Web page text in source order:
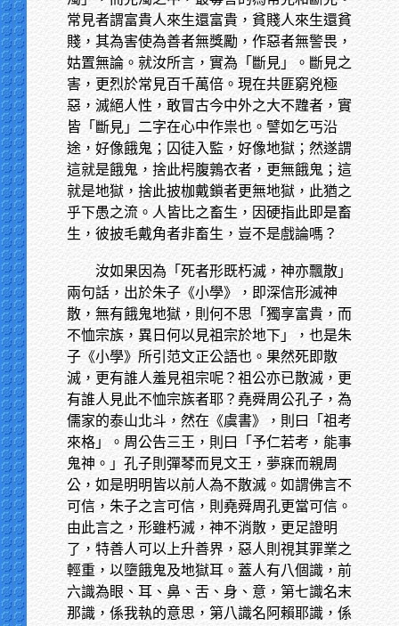
常見者謂富貴人來生還富貴，貧賤人來生還貧
賤，其為害使為善者無獎勵，作惡者無警畏，
姑置無論。就汝所言，實為「斷見」。斷見之
害，更烈於常見百千萬倍。現在共匪窮兇極
惡，滅絕人性，敢冒古今中外之大不韙者，實
皆「斷見」二字在心中作祟也。譬如乞丐沿
途，好像餓鬼；囚徒入監，好像地獄；然遂謂
這就是餓鬼，捨此枵腹鶉衣者，更無餓鬼；這
就是地獄，捨此披枷戴鎖者更無地獄，此猶之
乎下愚之流。人皆比之畜生，因硬指此即是畜
生，彼披毛戴角者非畜生，豈不是戲論嗎？
汝如果因為「死者形既朽滅，神亦飄散」
兩句話，出於朱子《小學》，即深信形滅神
散，無有餓鬼地獄，則何不思「獨享富貴，而
不恤宗族，異日何以見祖宗於地下」，也是朱
子《小學》所引范文正公語也。果然死即散
滅，更有誰人羞見祖宗呢？祖公亦已散滅，更
有誰人見此不恤宗族者耶？堯舜周公孔子，為
儒家的泰山北斗，然在《虞書》，則曰「祖考
來格」。周公告三王，則曰「予仁若考，能事
鬼神。」孔子則彈琴而見文王，夢寐而親周
公，如是明明皆以前人為不散滅。如謂佛言不
可信，朱子之言可信，則堯舜周孔更當可信。
由此言之，形雖朽滅，神不消散，更足證明
了，特善人可以上升善界，惡人則視其罪業之
輕重，以墮餓鬼及地獄耳。蓋人有八個識，前
六識為眼、耳、鼻、舌、身、意，第七識名末
那識，係我執的意思，第八識名阿賴耶識，係